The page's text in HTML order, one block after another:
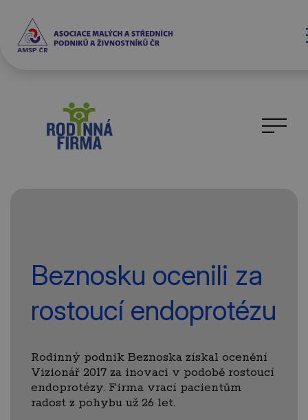
Beznosku ocenili za
rostoucí endoprotézu
Rodinný podnik Beznoska získal ocenění
Vizionář 2017 za inovaci v podobě rostoucí
endoprotézy. Firma vrací pacientům
radost z pohybu už 26 let.